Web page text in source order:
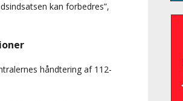
kan forbedres”,
håndtering af 112-